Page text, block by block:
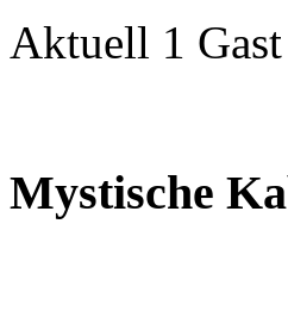
Aktuell 1
Mystische